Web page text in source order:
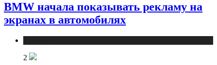
BMW начала показывать рекламу на
экранах в автомобилях
2